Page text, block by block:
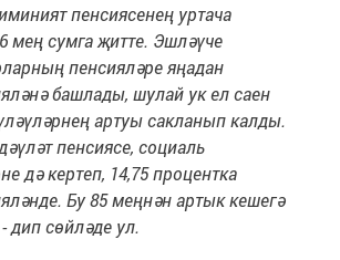
пенсиясенең уртача
мең сумга җитте. Эшләүче
пенсияләре яңадан
башлады, шулай ук ел саен
артуы сакланып калды.
пенсиясе, социаль
дә кертеп, 14,75 процентка
Бу 85 меңнән артык кешегә
дип сөйләде ул.